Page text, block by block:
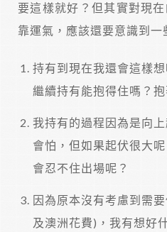
要這樣就好？但其實對現
靠運氣，應該還要意識到一
持有到現在我還會這樣
繼續持有能抱得住嗎？
我持有的過程因為是向
會怕，但如果起伏很大
會忍不住出場呢？
因為原本沒有考慮到需
及澳洲花費)，我有想好